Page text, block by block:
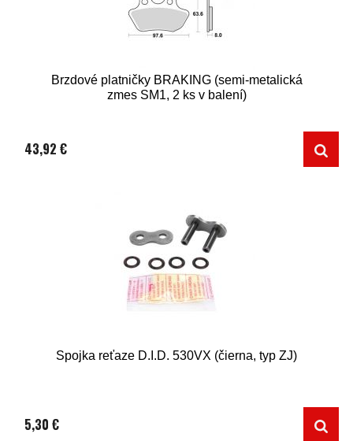
Brzdové platničky BRAKING (semi-metalická
zmes SM1, 2 ks v balení)
43,92 €
Spojka reťaze D.I.D. 530VX (čierna, typ ZJ)
5,30 €